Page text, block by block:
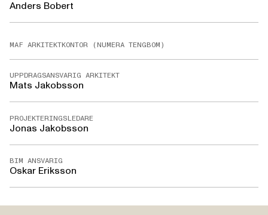
Anders Bobert
MAF ARKITEKTKONTOR (NUMERA TENGBOM)
UPPDRAGSANSVARIG ARKITEKT
Mats Jakobsson
PROJEKTERINGSLEDARE
Jonas Jakobsson
BIM ANSVARIG
Oskar Eriksson